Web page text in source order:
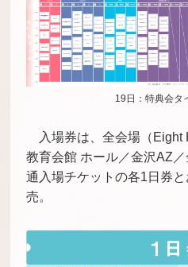
19日：特典会タ
入場券は、全会場（
教育会館 ホール／金沢AZ
通入場チケットの各1日券
売。